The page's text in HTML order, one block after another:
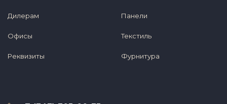
Дилерам
Офисы
Реквизиты
Панели
Текстиль
Фурнитура